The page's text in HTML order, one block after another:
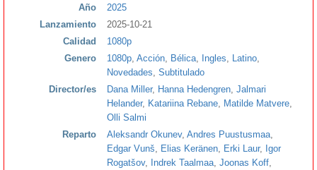
Año
2025
Lanzamiento
2025-10-21
Calidad
1080p
Genero
1080p Acción Bélica Ingles Latino
Novedades Subtitulado
Director/es
Dana Miller, Hanna Hedengren Jalmari
Helander, Katariina Rebane Matilde Matvere
Olli Salmi
Reparto
Aleksandr Okunev, Andres Puustusmaa
Edgar Vunš
Elias Keränen Erki Laur,
Igor
Rogatšov, Indrek Taalmaa Joonas Koff